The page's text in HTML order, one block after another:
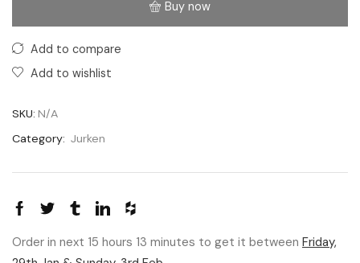
Buy now
Add to compare
Add to wishlist
SKU: N/A
Category: Jurken
Order in next 15 hours 13 minutes to get it between Friday,